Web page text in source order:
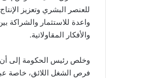
للعنصر البشري وتعزيز
واعدة للاستثمار والشراكة
والأفكار المقاولاتية.
وخلص رئيس الحكومة إلى أن
فرص الشغل اللائق، خاصة